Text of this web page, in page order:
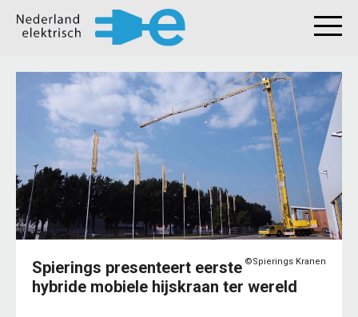
©Spierings Kranen
Spierings presenteert eerste
hybride mobiele hijskraan ter wereld